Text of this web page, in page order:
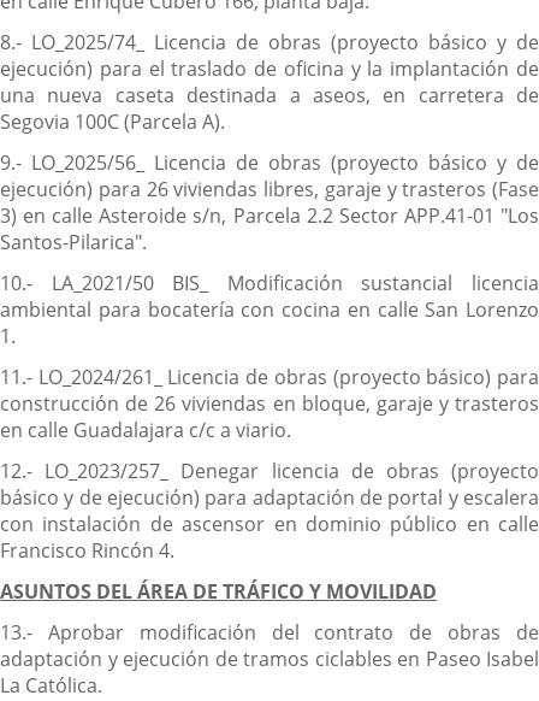
8.- LO_2025/74_ Licencia de obras (proyecto básico y de
ejecución) para el traslado de oficina y la implantación de
una nueva caseta destinada a aseos, en carretera de
Segovia 100C (Parcela A).
9.- LO_2025/56_ Licencia de obras (proyecto básico y de
ejecución) para 26 viviendas libres, garaje y trasteros (Fase
3) en calle Asteroide s/n, Parcela 2.2 Sector APP.41-01 "Los
Santos-Pilarica".
10.- LA_2021/50 BIS_ Modificación sustancial licencia
ambiental para bocatería con cocina en calle San Lorenzo
1.
11.- LO_2024/261_ Licencia de obras (proyecto básico) para
construcción de 26 viviendas en bloque, garaje y trasteros
en calle Guadalajara c/c a viario.
12.- LO_2023/257_ Denegar licencia de obras (proyecto
básico y de ejecución) para adaptación de portal y escalera
con instalación de ascensor en dominio público en calle
Francisco Rincón 4.
ASUNTOS DEL ÁREA DE TRÁFICO Y MOVILIDAD
13.- Aprobar modificación del contrato de obras de
adaptación y ejecución de tramos ciclables en Paseo Isabel
La Católica.